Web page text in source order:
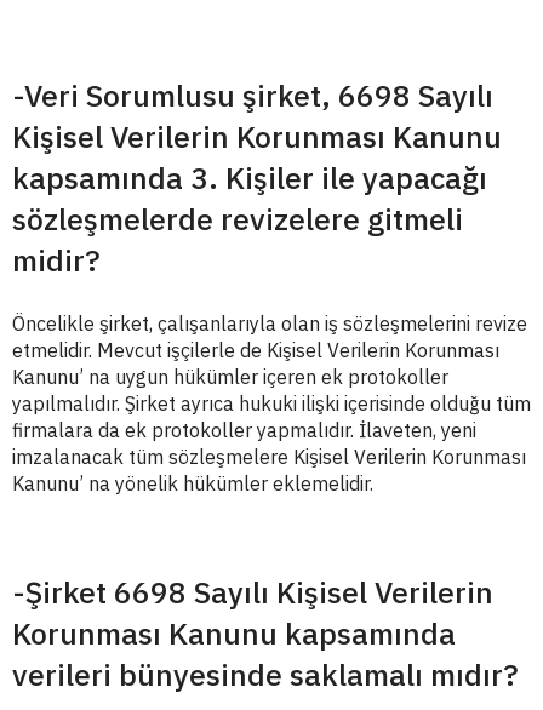
-Veri Sorumlusu şirket, 6698 Sayılı
Kişisel Verilerin Korunması Kanunu
kapsamında 3. Kişiler ile yapacağı
sözleşmelerde revizelere gitmeli
midir?
Öncelikle şirket, çalışanlarıyla olan iş sözleşmelerini revize
etmelidir. Mevcut işçilerle de Kişisel Verilerin Korunması
Kanunu’ na uygun hükümler içeren ek protokoller
yapılmalıdır. Şirket ayrıca hukuki ilişki içerisinde olduğu tüm
firmalara da ek protokoller yapmalıdır. İlaveten, yeni
imzalanacak tüm sözleşmelere Kişisel Verilerin Korunması
Kanunu’ na yönelik hükümler eklemelidir.
-Şirket 6698 Sayılı Kişisel Verilerin
Korunması Kanunu kapsamında
verileri bünyesinde saklamalı mıdır?